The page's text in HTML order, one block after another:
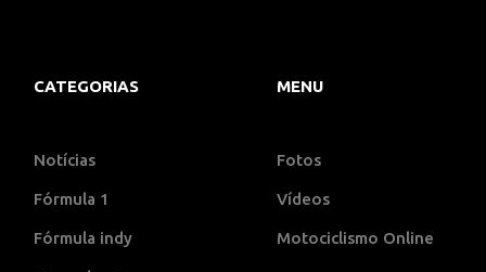
CATEGORIAS
Notícias
Fórmula 1
Fórmula indy
MENU
Fotos
Vídeos
Motociclismo Online